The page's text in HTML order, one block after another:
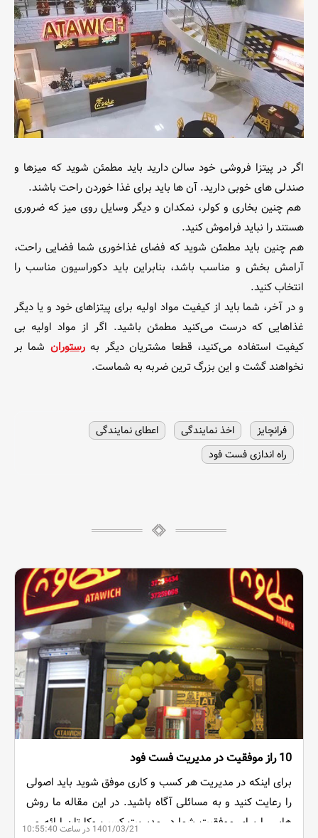
اگر در پیتزا فروشی خود سالن دارید باید مطمئن شوید که میزها و
صندلی های خوبی دارید. آن ها باید برای غذا خوردن راحت باشند.
هم چنین بخاری و کولر، نمکدان و دیگر وسایل روی میز که ضروری
هستند را نباید فراموش کنید.
هم چنین باید مطمئن شوید که فضای غذاخوری شما فضایی راحت،
آرامش بخش و مناسب باشد، بنابراین باید دکوراسیون مناسب را
انتخاب کنید.
و در آخر، شما باید از کیفیت مواد اولیه برای پیتزاهای خود و یا دیگر
غذاهایی که درست می‌کنید مطمئن باشید. اگر از مواد اولیه بی
کیفیت استفاده می‌کنید، قطعا مشتریان دیگر بهرستوران شما بر
نخواهند گشت و این بزرگ ترین ضربه به شماست.
فرانچایز اخذ نمایندگی
اعطای نمایندگی
راه اندازی فست فود
10 راز موفقیت در مدیریت فست فود
1401/03/21 در ساعت 10:55:40
برای اینکه در مدیریت هر کسب و کاری موفق شوید باید اصولی
را رعایت کنید و به مسائلی آگاه باشید. در این مقاله ما روش
هایی را برای موفقیت شما در مدیریت کسب وکارتان ارائه می